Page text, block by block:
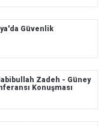
Güvenlik
Zadeh - Güney
Konuşması